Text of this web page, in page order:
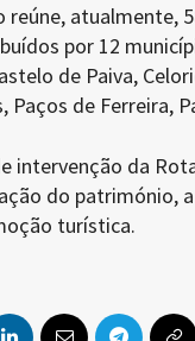
reúne, atualmente,
por 12
de Paiva,
Paços de Ferreira,
intervenção da
do património,
turística.